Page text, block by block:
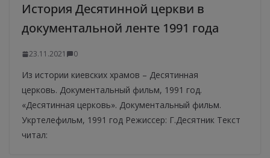
История Десятинной церкви в
документальной ленте 1991 года
23.11.2021 0
Из истории киевских храмов – Десятинная
церковь. Документальный фильм, 1991 год.
«Десятинная церковь». Документальный фильм.
Укртелефильм, 1991 год Режиссер: Г.Десятник Текст
читал: